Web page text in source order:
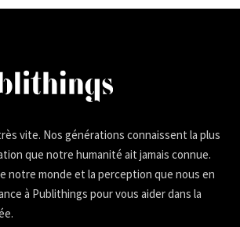
vite. Nos générations connaissent la plus
que notre humanité ait jamais connue.
notre monde et la perception que nous en
à Publithings pour vous aider dans la